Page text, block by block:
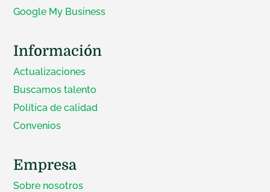
Google My Business
Información
Actualizaciones
Buscamos talento
Política de calidad
Convenios
Empresa
Sobre nosotros